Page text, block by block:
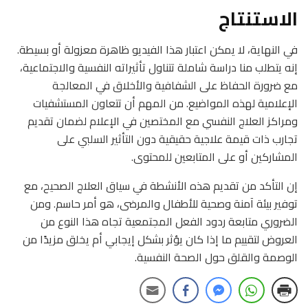
الاستنتاج
في النهاية، لا يمكن اعتبار هذا الفيديو ظاهرة معزولة أو بسيطة.
إنه يتطلب منا دراسة شاملة تتناول تأثيراته النفسية والاجتماعية،
مع ضرورة الحفاظ على الشفافية والأخلاق في المعالجة
الإعلامية لهذه المواضيع. من المهم أن تتعاون المستشفيات
ومراكز العلاج النفسي مع المختصين في الإعلام لضمان تقديم
تجارب ذات قيمة علاجية حقيقية دون التأثير السلبي على
المشاركين أو على المتابعين للمحتوى.
إن التأكد من تقديم هذه الأنشطة في سياق العلاج الصحيح، مع
توفير بيئة آمنة وصحية للأطفال والمرضى، هو أمر حاسم. ومن
الضروري متابعة ردود الفعل المجتمعية تجاه هذا النوع من
العروض لتقييم ما إذا كان يؤثر بشكل إيجابي أم يخلق مزيدًا من
الوصمة والقلق حول الصحة النفسية.